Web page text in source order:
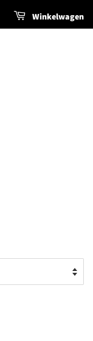
Winkelwagen